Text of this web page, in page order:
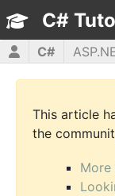
C#
C#
HTML5
This article
the
More